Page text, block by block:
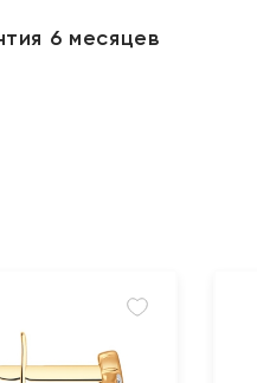
6 месяцев